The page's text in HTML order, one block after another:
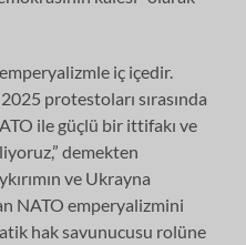
iç içedir.
protestoları sırasında
ile güçlü bir ittifakı ve
demekten
ve Ukrayna
NATO emperyalizmini
hak savunucusu rolüne